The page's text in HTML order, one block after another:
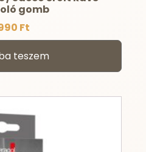
gomb
Ft
teszem